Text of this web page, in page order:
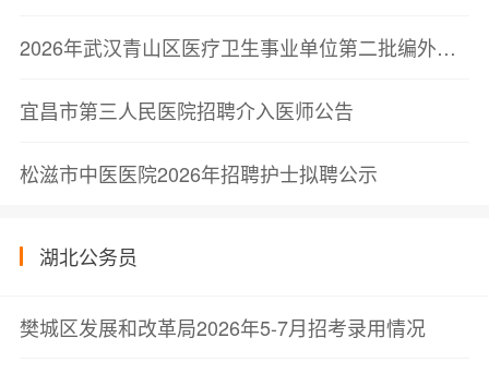
2026年武汉青山区医疗卫生事业单位第二批编外聘用制人员公开招聘32人公告
宜昌市第三人民医院招聘介入医师公告
松滋市中医医院2026年招聘护士拟聘公示
湖北公务员
樊城区发展和改革局2026年5-7月招考录用情况